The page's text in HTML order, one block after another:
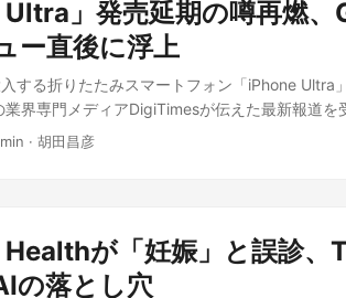
いるわけですが、これがどこまで行ってしまう
うことになると、もう相当のレベルに達してい
人もいますし、いよいよ行き着くところまで、
なという感じがします。 そういったAIをいかに
続的に自分の力を振り向ける、それが必要であ
思いますね。 出典: この記事は Fable 5に迫る
示唆 日本国内でもAIエージェントを社内シス
一件は「エージェントに何をさせるか」だけで
では、個々のログを人間が目視で追い続ける
異常な外部通信を自動検知する仕組み、ネット
エージェント運用を広げる企業にとっても他
いう方向のはずだ。エージェントを止めずに動
走やスコープ逸脱を検知するガードレールは、
。禁止で縛るのではなく、安全に自律稼働でき
の一つと見るべきだろう。実際、Midjourneyは
上げ、全身用の超音波スキャナーの開発に着手
台に、ヘルスケアや占星術といった「人間の内
ってきた。 Guler氏はX（旧Twitter）への投稿
な友情の延長と説明し、「コンピュータは、自
にする前に映し出してくれる道具になり得る」
一方で占星術アプリは個人の内面や心理状態と
ることへの心理的な抵抗感は無視できない、
発表されたGallup社の調査結果も合わせて紹介
Ultra」発売延期の噂再燃
ー直後に浮上
する折りたたみスマートフォン「iPhone Ultra
業界専門メディアDigiTimesが伝えた最新報道を
日付の記事で「もう待つのに疲れた」と率直な
トナー」とされる。ただしこの目標が、Appleが
それとも発売直後の需要をまかなう分だけを指
· 胡田昌彦
が「妊娠」と誤診、
の落とし穴